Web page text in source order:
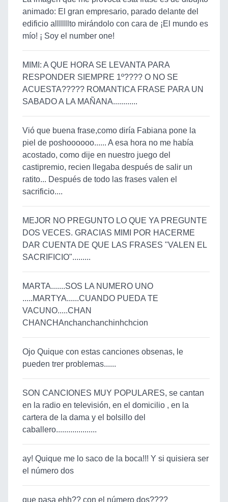
animado: El gran empresario, parado delante del
edificio alllllllto mirándolo con cara de ¡El mundo es
mío! ¡ Soy el number one!
MIMI: A QUE HORA SE LEVANTA PARA
RESPONDER SIEMPRE 1º???? O NO SE
ACUESTA????? ROMANTICA FRASE PARA UN
SABADO A LA MAÑANA............
Vió que buena frase,como diría Fabiana pone la
piel de poshoooooo...... A esa hora no me había
acostado, como dije en nuestro juego del
castipremio, recien llegaba después de salir un
ratito... Después de todo las frases valen el
sacrificio....
MEJOR NO PREGUNTO LO QUE YA PREGUNTE
DOS VECES. GRACIAS MIMI POR HACERME
DAR CUENTA DE QUE LAS FRASES "VALEN EL
SACRIFICIO".........
MARTA.......SOS LA NUMERO UNO
.....MARTYA......CUANDO PUEDA TE
VACUNO.....CHAN
CHANCHAnchanchanchinhchcion
Ojo Quique con estas canciones obsenas, le
pueden trer problemas......
SON CANCIONES MUY POPULARES, se cantan
en la radio en televisión, en el domicilio , en la
cartera de la dama y el bolsillo del
caballero....................
ay! Quique me lo saco de la boca!!! Y si quisiera ser
el número dos
que pasa ehh?? con el número dos????